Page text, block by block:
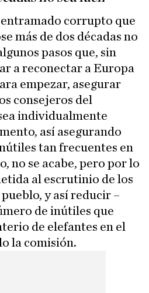
entramado corrupto que
más de dos décadas no
pasos que, sin
a reconectar a Europa
empezar, asegurar
consejeros del
individualmente
así asegurando
tan frecuentes en
no se acabe, pero por lo
al escrutinio de los
y así reducir –
de inútiles que
de elefantes en el
la comisión.